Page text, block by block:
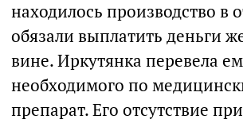
находилось производство в
обязали выплатить деньги
вине. Иркутянка перевела
необходимого по
препарат. Его отсутствие